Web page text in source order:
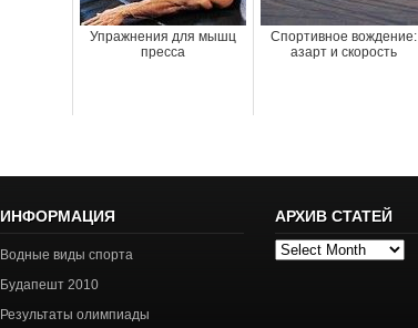
Упражнения для мышц
пресса
Спортивное вождение:
азарт и скорость
ИНФОРМАЦИЯ
Водные виды спорта
Будапешт 2010
Результаты олимпиады
АРХИВ СТАТЕЙ
Архив